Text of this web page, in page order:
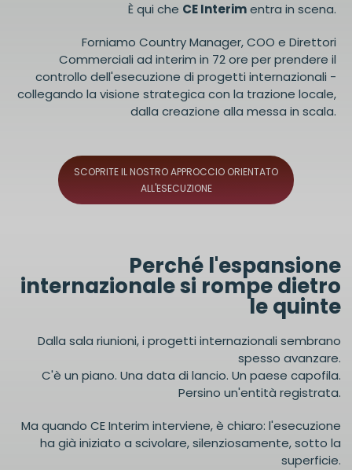
È qui che CE Interimentra in scena.
Forniamo Country Manager, COO e Direttori
Commerciali ad interim in 72 ore per prendere il
controllo dell'esecuzione di progetti internazionali -
collegando la visione strategica con la trazione locale,
dalla creazione alla messa in scala.
SCOPRITE IL NOSTRO APPROCCIO ORIENTATO
ALL'ESECUZIONE
Perché l'espansione
internazionale si rompe dietro
le quinte
Dalla sala riunioni, i progetti internazionali sembrano
spesso avanzare.
C'è un piano. Una data di lancio. Un paese capofila.
Persino un'entità registrata.
Ma quando CE Interim interviene, è chiaro: l'esecuzione
ha già iniziato a scivolare, silenziosamente, sotto la
superficie.